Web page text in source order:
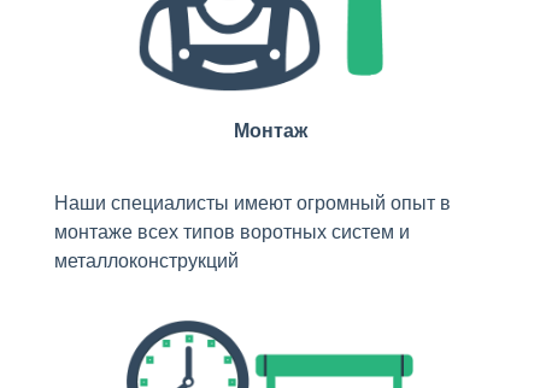
Монтаж
Наши специалисты имеют огромный опыт в
монтаже всех типов воротных систем и
металлоконструкций